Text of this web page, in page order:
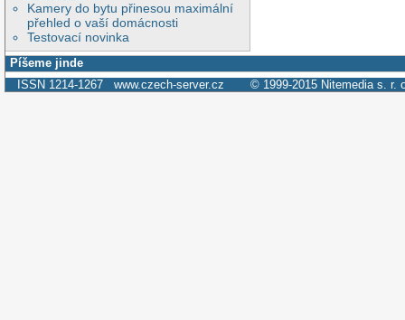
Kamery do bytu přinesou maximální
přehled o vaší domácnosti
Testovací novinka
Píšeme jinde
ISSN 1214-1267 www.czech-server.cz © 1999-2015 Nitemedia s. r.